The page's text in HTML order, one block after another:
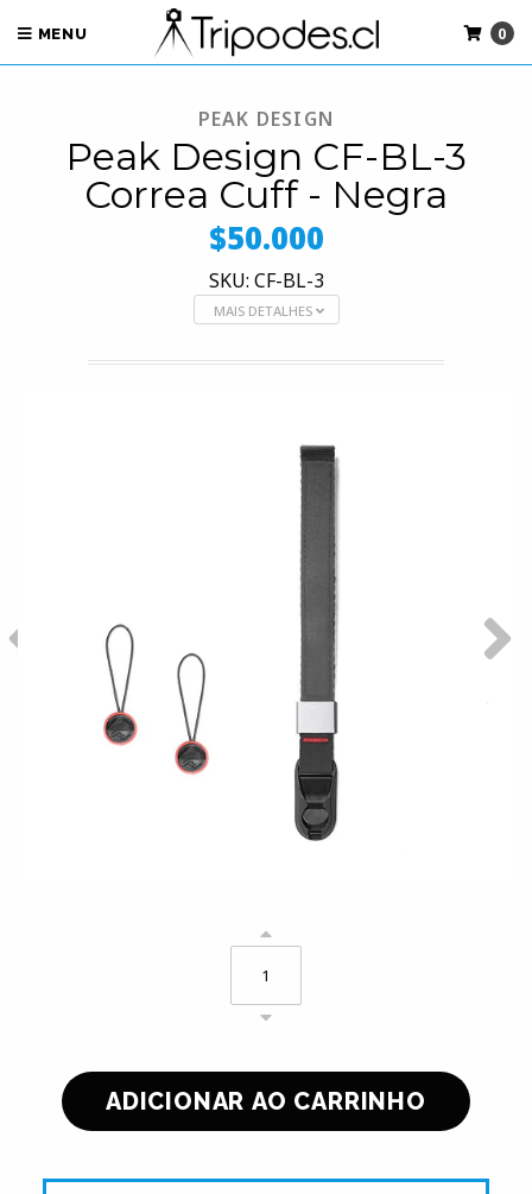
MENU 0
PEAK DESIGN
Peak Design CF-BL-3
Correa Cuff - Negra
$50.000
SKU: CF-BL-3
MAIS DETALHES